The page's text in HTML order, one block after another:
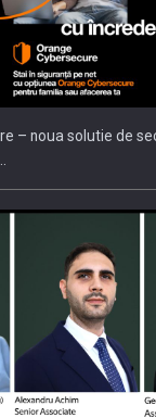
CORPORATE
SCENE
– noua solutie de